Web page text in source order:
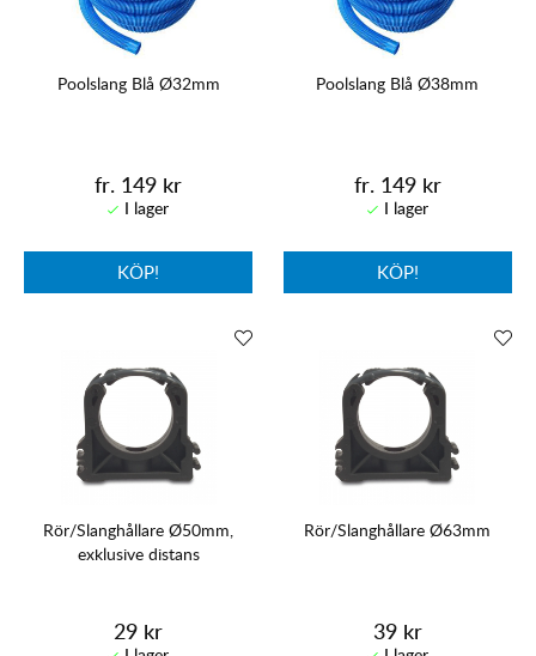
Poolslang Blå Ø32mm
fr. 149 kr
KÖP!
Poolslang Blå Ø38mm
fr. 149 kr
KÖP!
Rör/Slanghållare Ø50mm,
exklusive distans
29 kr
Rör/Slanghållare Ø63mm
39 kr